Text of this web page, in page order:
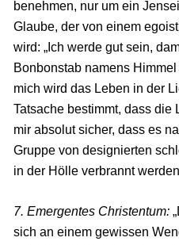
benehmen, nur um ein
Glaube, der von einem
wird: „Ich werde gut sein,
Bonbonstab namens
mich wird das Leben in der
Tatsache bestimmt, dass die
mir absolut sicher, dass es
Gruppe von designierten
in der Hölle verbrannt
7. Emergentes Christentum:
sich an einem gewissen